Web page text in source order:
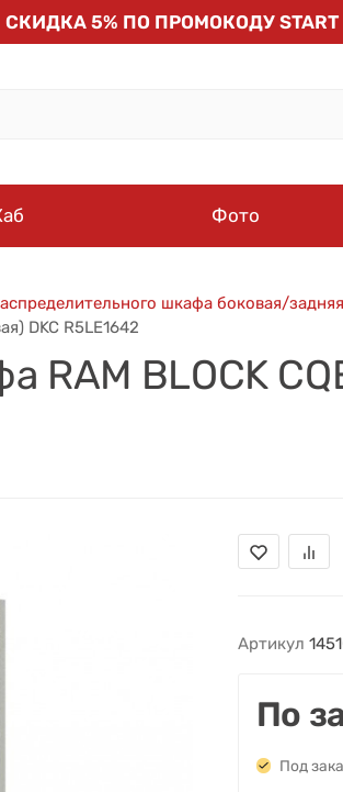
СКИДКА 5% ПО ПРОМОКОДУ START
Фото
шкафа боковая/задняя
DKC R5LE1642
RAM BLOCK
Артикул
По
Под